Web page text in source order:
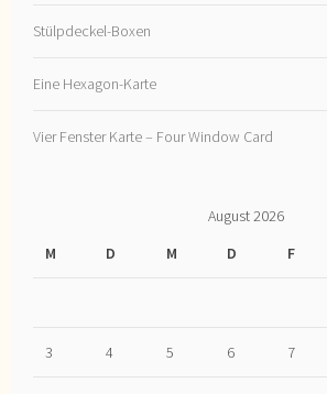
Stülpdeckel-Boxen
Eine Hexagon-Karte
Vier Fenster Karte – Four Window Card
August 2026
M
D M D F
3 4 5 6 7